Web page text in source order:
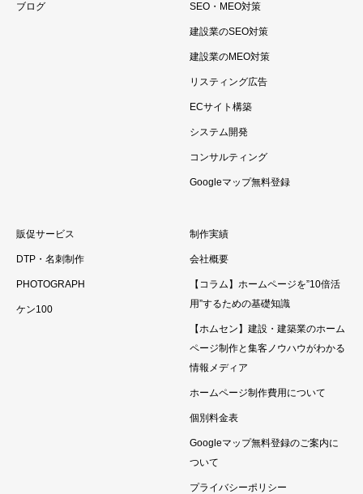
ブログ SEO・MEO対策
建設業のSEO対策
建設業のMEO対策
リスティング広告
ECサイト構築
システム開発
コンサルティング
Googleマップ無料登録
販促サービス
DTP・名刺制作
PHOTOGRAPH
ケン100
制作実績
会社概要
【コラム】ホームページを”10倍活
用”するための基礎知識
【ホムセン】建設・建築業のホーム
ページ制作と集客ノウハウがわかる
情報メディア
ホームページ制作費用について
個別料金表
Googleマップ無料登録のご案内に
ついて
プライバシーポリシー